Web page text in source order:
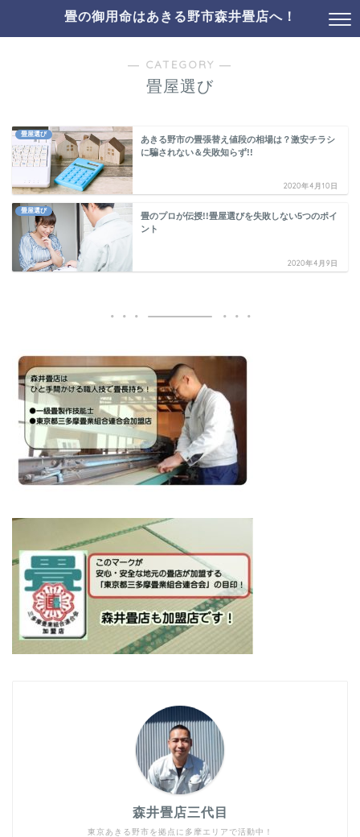
畳の御用命はあきる野市森井畳店へ！
― CATEGORY ―
畳屋選び
畳屋選び
あきる野市の畳張替え値段の相場は？激安チラシ
に騙されない＆失敗知らず!!
2020年4月10日
畳屋選び
畳のプロが伝授!!畳屋選びを失敗しない5つのポイ
ント
2020年4月9日
東京あきる野市を拠点に多摩エリアで活動中！
森井畳店三代目